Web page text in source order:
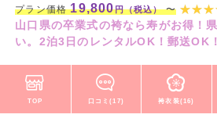
プラン価格19,800円（税込）〜
山口県の卒業式の袴なら寿がお得！
い。2泊3日のレンタルOK！郵送OK！
TOP 口コミ(17) 袴衣装(16)